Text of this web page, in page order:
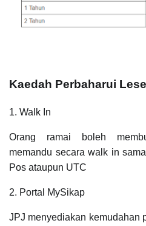
Kaedah Perbaharui
1. Walk In
Orang ramai boleh
memandu secara walk in
Pos ataupun UTC
2. Portal MySikap
JPJ menyediakan kemudahan